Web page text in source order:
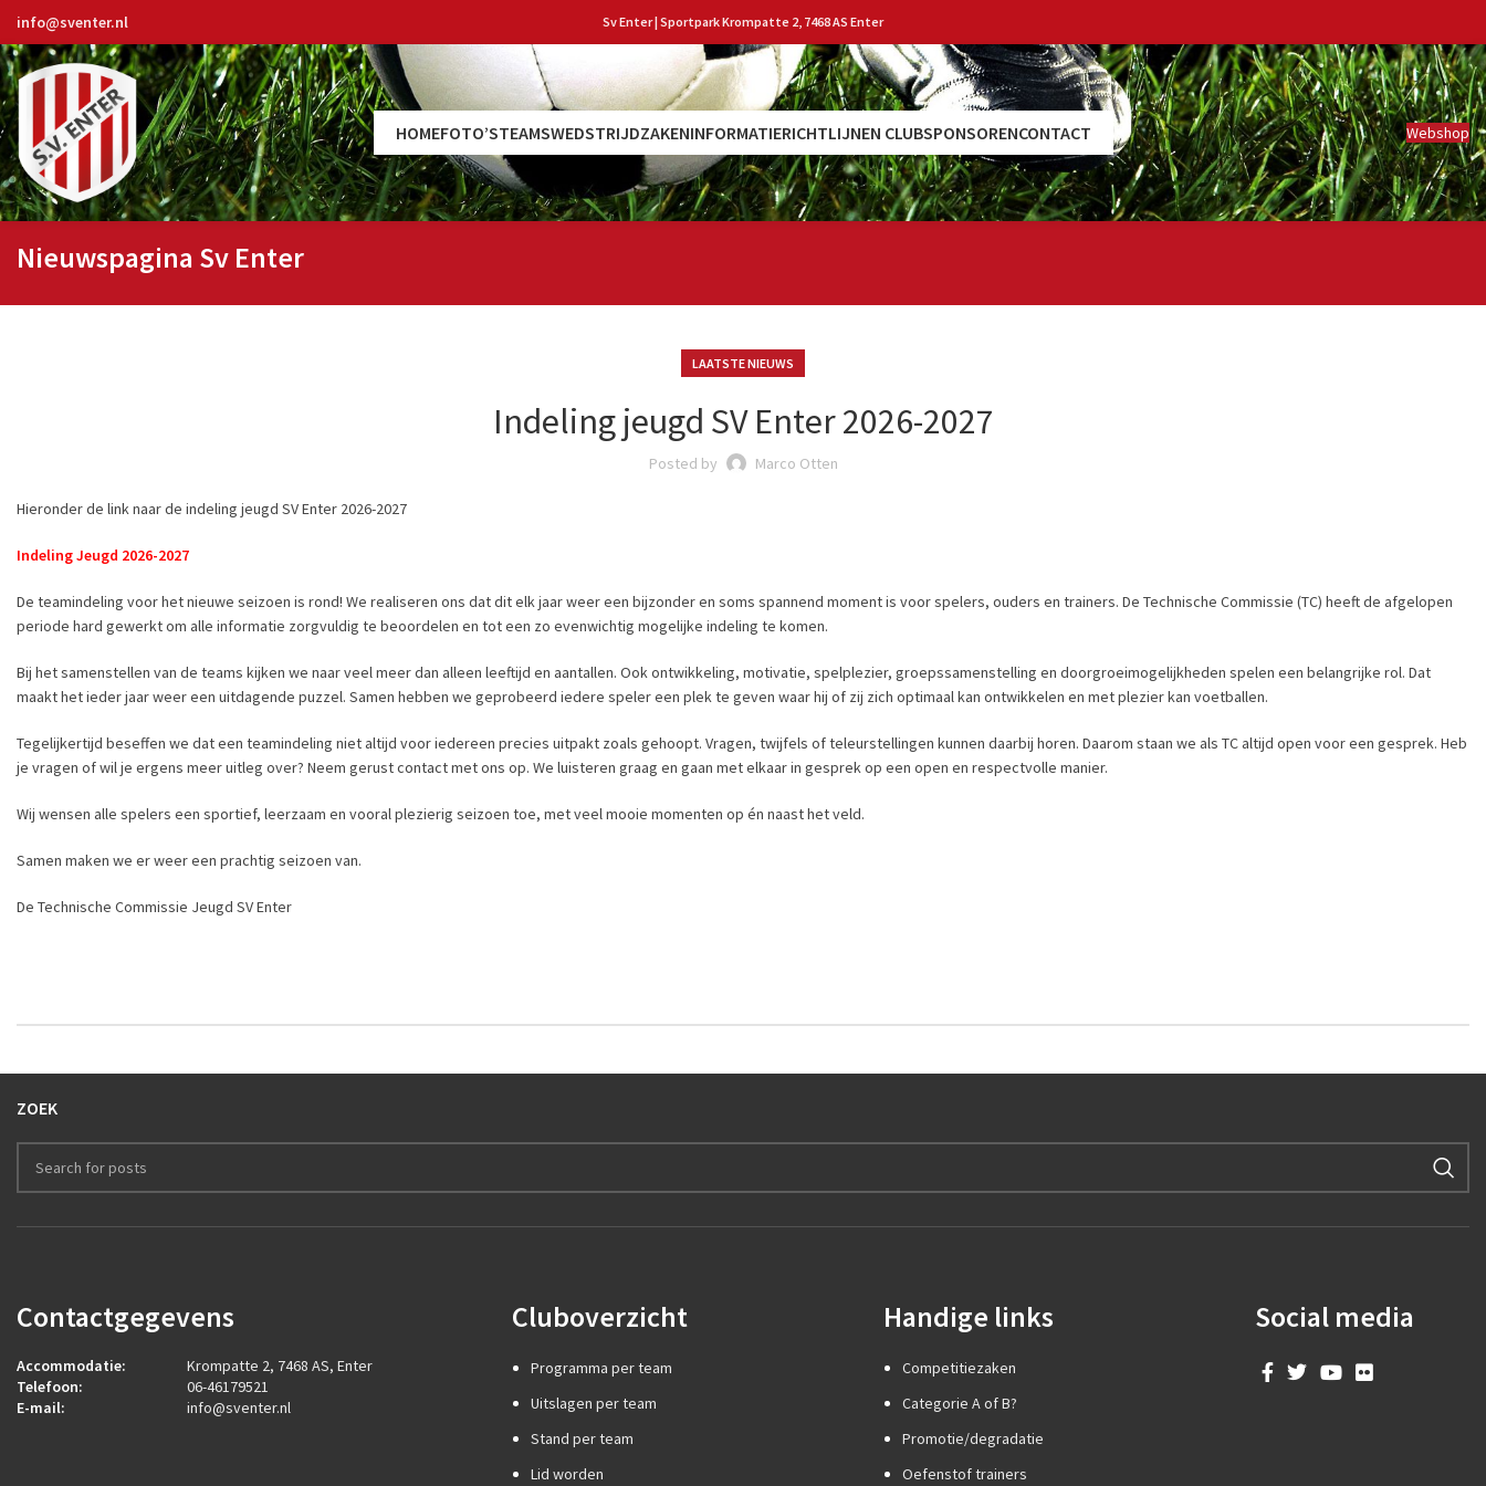
info@sventer.nl Sv Enter | Sportpark Krompatte 2, 7468 AS Enter
HOMEFOTO’STEAMSWEDSTRIJDZAKENINFORMATIERICHTLIJNEN CLUBSPONSORENCONTACT Webshop
Nieuwspagina Sv Enter
LAATSTE NIEUWS
Indeling jeugd SV Enter 2026-2027
Posted by Marco Otten
Hieronder de link naar de indeling jeugd SV Enter 2026-2027
Indeling Jeugd 2026-2027
De teamindeling voor het nieuwe seizoen is rond! We realiseren ons dat dit elk jaar weer een bijzonder en soms spannend moment is voor spelers, ouders en trainers. De Technische Commissie (TC) heeft de afgelopen
periode hard gewerkt om alle informatie zorgvuldig te beoordelen en tot een zo evenwichtig mogelijke indeling te komen.
Bij het samenstellen van de teams kijken we naar veel meer dan alleen leeftijd en aantallen. Ook ontwikkeling, motivatie, spelplezier, groepssamenstelling en doorgroeimogelijkheden spelen een belangrijke rol. Dat
maakt het ieder jaar weer een uitdagende puzzel. Samen hebben we geprobeerd iedere speler een plek te geven waar hij of zij zich optimaal kan ontwikkelen en met plezier kan voetballen.
Tegelijkertijd beseffen we dat een teamindeling niet altijd voor iedereen precies uitpakt zoals gehoopt. Vragen, twijfels of teleurstellingen kunnen daarbij horen. Daarom staan we als TC altijd open voor een gesprek. Heb
je vragen of wil je ergens meer uitleg over? Neem gerust contact met ons op. We luisteren graag en gaan met elkaar in gesprek op een open en respectvolle manier.
Wij wensen alle spelers een sportief, leerzaam en vooral plezierig seizoen toe, met veel mooie momenten op én naast het veld.
Samen maken we er weer een prachtig seizoen van.
De Technische Commissie Jeugd SV Enter
ZOEK
Contactgegevens
Accommodatie:
Krompatte 2, 7468 AS, Enter
Telefoon:
06-46179521
E-mail:
info@sventer.nl
Cluboverzicht
Programma per team
Uitslagen per team
Stand per team
Lid worden
Handige links
Competitiezaken
Categorie A of B?
Promotie/degradatie
Oefenstof trainers
Social media